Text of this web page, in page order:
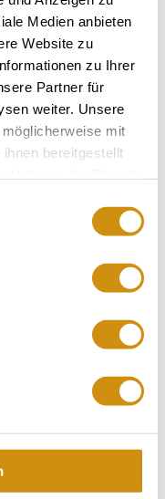
Medien anbieten
Website zu
zu Ihrer
Partner für
weiter. Unsere
mit
bereitgestellt
Meereshöhe: 90-130 m